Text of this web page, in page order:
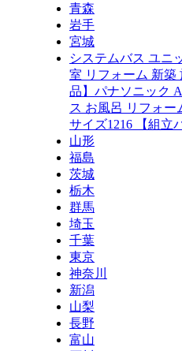
青森
岩手
宮城
システムバス ユニ
室 リフォーム 新築
品】パナソニック
ス お風呂 リフォー
サイズ1216 【組立
山形
福島
茨城
栃木
群馬
埼玉
千葉
東京
神奈川
新潟
山梨
長野
富山